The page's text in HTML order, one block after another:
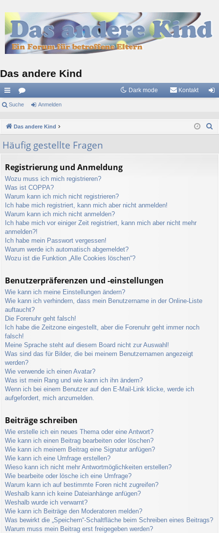
Das andere Kind
ch
llz
ug
riff
or
Dark mode Kontakt
el
Suche Anmelden
Das andere Kind
Häufig gestellte Fragen
Registrierung und Anmeldung
Wozu muss ich mich registrieren?
Was ist COPPA?
Warum kann ich mich nicht registrieren?
Ich habe mich registriert, kann mich aber nicht anmelden!
Warum kann ich mich nicht anmelden?
Ich habe mich vor einiger Zeit registriert, kann mich aber nicht mehr
anmelden?!
Ich habe mein Passwort vergessen!
Warum werde ich automatisch abgemeldet?
Wozu ist die Funktion „Alle Cookies löschen“?
Benutzerpräferenzen und -einstellungen
Wie kann ich meine Einstellungen ändern?
Wie kann ich verhindern, dass mein Benutzername in der Online-Liste
auftaucht?
Die Forenuhr geht falsch!
Ich habe die Zeitzone eingestellt, aber die Forenuhr geht immer noch
falsch!
Meine Sprache steht auf diesem Board nicht zur Auswahl!
Was sind das für Bilder, die bei meinem Benutzernamen angezeigt
werden?
Wie verwende ich einen Avatar?
Was ist mein Rang und wie kann ich ihn ändern?
Wenn ich bei einem Benutzer auf den E-Mail-Link klicke, werde ich
aufgefordert, mich anzumelden.
Beiträge schreiben
Wie erstelle ich ein neues Thema oder eine Antwort?
Wie kann ich einen Beitrag bearbeiten oder löschen?
Wie kann ich meinem Beitrag eine Signatur anfügen?
Wie kann ich eine Umfrage erstellen?
Wieso kann ich nicht mehr Antwortmöglichkeiten erstellen?
Wie bearbeite oder lösche ich eine Umfrage?
Warum kann ich auf bestimmte Foren nicht zugreifen?
Weshalb kann ich keine Dateianhänge anfügen?
Weshalb wurde ich verwarnt?
Wie kann ich Beiträge den Moderatoren melden?
Was bewirkt die „Speichern“-Schaltfläche beim Schreiben eines Beitrags?
Warum muss mein Beitrag erst freigegeben werden?